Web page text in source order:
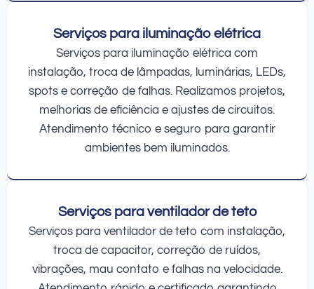
Serviços para iluminação elétrica
Serviços para iluminação elétrica com
instalação, troca de lâmpadas, luminárias, LEDs,
spots e correção de falhas. Realizamos projetos,
melhorias de eficiência e ajustes de circuitos.
Atendimento técnico e seguro para garantir
ambientes bem iluminados.
Serviços para ventilador de teto
Serviços para ventilador de teto com instalação,
troca de capacitor, correção de ruídos,
vibrações, mau contato e falhas na velocidade.